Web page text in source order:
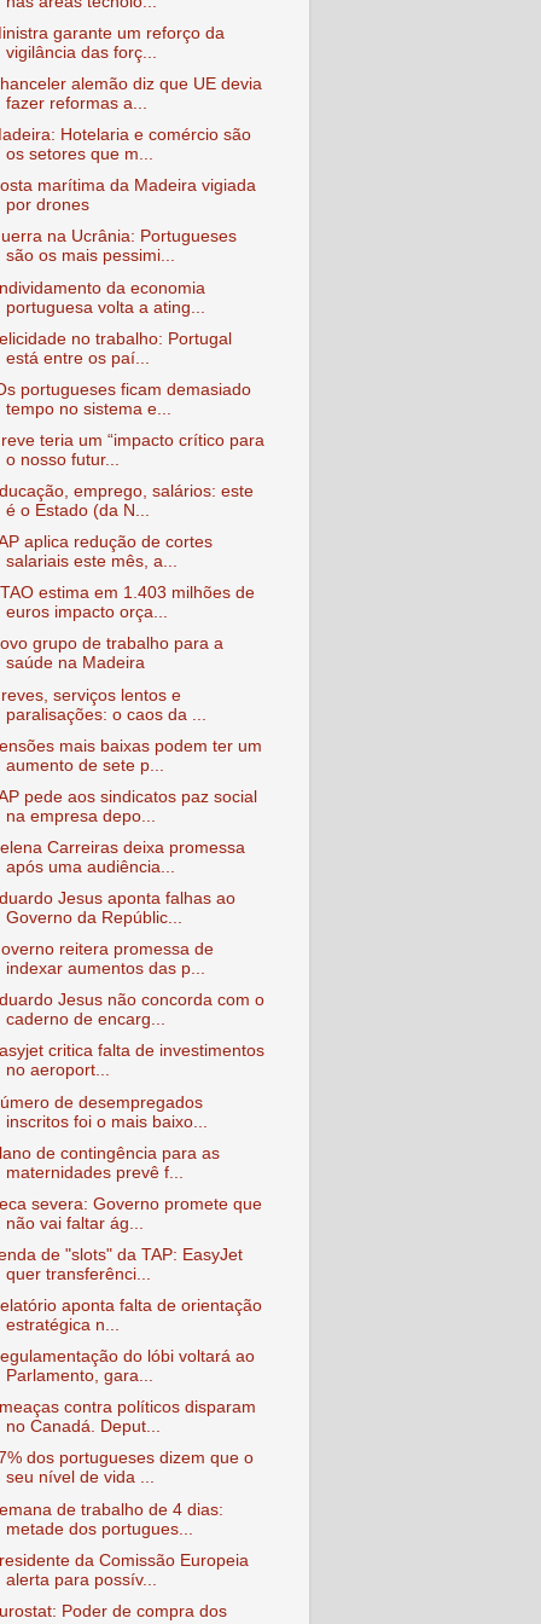
garante um reforço da
vigilância das forç...
alemão diz que UE devia
fazer reformas a...
Hotelaria e comércio são
os setores que m...
marítima da Madeira vigiada
por drones
na Ucrânia: Portugueses
são os mais pessimi...
da economia
portuguesa volta a ating...
no trabalho: Portugal
está entre os paí...
portugueses ficam demasiado
tempo no sistema e...
teria um “impacto crítico para
o nosso futur...
emprego, salários: este
é o Estado (da N...
aplica redução de cortes
salariais este mês, a...
estima em 1.403 milhões de
euros impacto orça...
grupo de trabalho para a
saúde na Madeira
serviços lentos e
paralisações: o caos da ...
mais baixas podem ter um
aumento de sete p...
pede aos sindicatos paz social
na empresa depo...
Carreiras deixa promessa
após uma audiência...
Jesus aponta falhas ao
Governo da Repúblic...
reitera promessa de
indexar aumentos das p...
Jesus não concorda com o
caderno de encarg...
critica falta de investimentos
no aeroport...
de desempregados
inscritos foi o mais baixo...
de contingência para as
maternidades prevê f...
severa: Governo promete que
não vai faltar ág...
de "slots" da TAP: EasyJet
quer transferênci...
aponta falta de orientação
estratégica n...
do lóbi voltará ao
Parlamento, gara...
contra políticos disparam
no Canadá. Deput...
dos portugueses dizem que o
seu nível de vida ...
de trabalho de 4 dias:
metade dos portugues...
da Comissão Europeia
alerta para possív...
Poder de compra dos